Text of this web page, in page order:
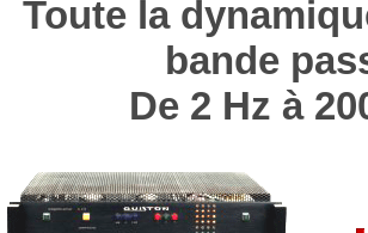
Toute la
bande
De 2 Hz à